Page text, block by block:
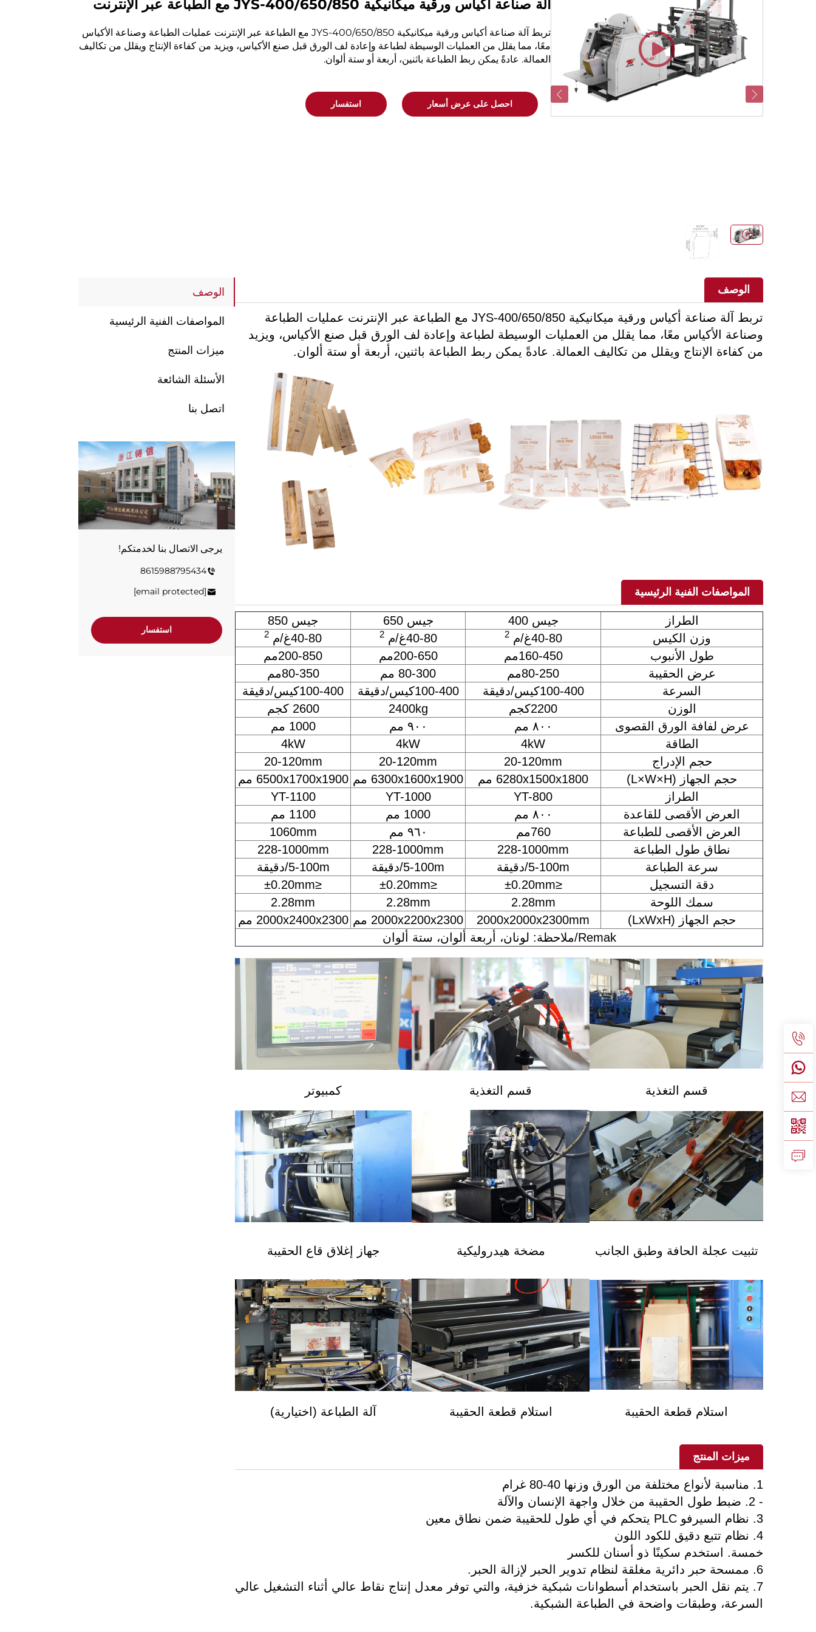
آلة صناعة أكياس ورقية ميكانيكية JYS-400/650/850 مع الطباعة عبر الإنترنت
تربط آلة صناعة أكياس ورقية ميكانيكية JYS-400/650/850 مع الطباعة عبر الإنترنت عمليات الطباعة وصناعة الأكياس
معًا، مما يقلل من العمليات الوسيطة لطباعة وإعادة لف الورق قبل صنع الأكياس، ويزيد من كفاءة الإنتاج ويقلل من تكاليف
العمالة. عادةً يمكن ربط الطباعة باثنين، أربعة أو ستة ألوان.
احصل على عرض أسعار استفسار
الوصف
المواصفات الفنية الرئيسية
ميزات المنتج
الأسئلة الشائعة
اتصل بنا
يرجى الاتصال بنا لخدمتكم!
8615988795434
[email protected]
استفسار
الوصف
تربط آلة صناعة أكياس ورقية ميكانيكية JYS-400/650/850 مع الطباعة عبر الإنترنت عمليات الطباعة
وصناعة الأكياس معًا، مما يقلل من العمليات الوسيطة لطباعة وإعادة لف الورق قبل صنع الأكياس، ويزيد
من كفاءة الإنتاج ويقلل من تكاليف العمالة. عادةً يمكن ربط الطباعة باثنين، أربعة أو ستة ألوان.
المواصفات الفنية الرئيسية
الطراز جيس 400 جيس 650
جيس 850
وزن الكيس
40-80غ/م 2 40-80غ/م 2 40-80غ/م 2
طول الأنبوب 160-450مم 200-650مم
200-850مم
عرض الحقيبة
80-250مم 80-300 مم
80-350مم
السرعة
100-400كيس/دقيقة 100-400كيس/دقيقة
100-400كيس/دقيقة
الوزن
2200كجم 2400kg
2600 كجم
عرض لفافة الورق القصوى
٨٠٠ مم ٩٠٠ مم
1000 مم
الطاقة
4kW
4kW
4kW
حجم الإدراج
20-120mm
20-120mm
20-120mm
حجم الجهاز (L×W×H)
6280x1500x1800 مم 6300x1600x1900 مم
6500x1700x1900 مم
الطراز
YT-800
YT-1000
YT-1100
العرض الأقصى للقاعدة
٨٠٠ مم 1000 مم
1100 مم
العرض الأقصى للطباعة
760مم ٩٦٠ مم
1060mm
نطاق طول الطباعة
228-1000mm
228-1000mm
228-1000mm
سرعة الطباعة
5-100m/دقيقة 5-100m/دقيقة
5-100m/دقيقة
دقة التسجيل
≤±0.20mm
≤±0.20mm
≤±0.20mm
سمك اللوحة
2.28mm
2.28mm
2.28mm
حجم الجهاز (LxWxH)
2000x2000x2300mm 2000x2200x2300 مم
2000x2400x2300 مم
Remak/ملاحظة: لونان، أربعة ألوان، ستة ألوان
قسم التغذية قسم التغذية كمبيوتر
تثبيت عجلة الحافة وطبق الجانب مضخة هيدروليكية جهاز إغلاق قاع الحقيبة
استلام قطعة الحقيبة استلام قطعة الحقيبة آلة الطباعة (اختيارية)
ميزات المنتج
1. مناسبة لأنواع مختلفة من الورق وزنها 40-80 غرام
- 2. ضبط طول الحقيبة من خلال واجهة الإنسان والآلة
3. نظام السيرفو PLC يتحكم في أي طول للحقيبة ضمن نطاق معين
4. نظام تتبع دقيق للكود اللون
خمسة. استخدم سكينًا ذو أسنان للكسر
6. ممسحة حبر دائرية مغلقة لنظام تدوير الحبر لإزالة الحبر.
7. يتم نقل الحبر باستخدام أسطوانات شبكية خزفية، والتي توفر معدل إنتاج نقاط عالي أثناء التشغيل عالي
السرعة، وطبقات واضحة في الطباعة الشبكية.